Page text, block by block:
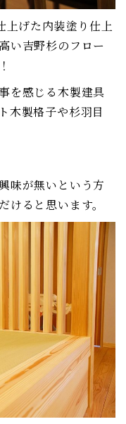
上げた内装塗り仕上
い吉野杉のフロー
を感じる木製建具
木製格子や杉羽目
味が無いという方
ると思います。